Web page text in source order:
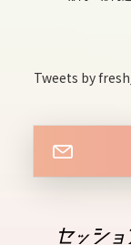
15
16
wed
17
thu
18
Tweets by